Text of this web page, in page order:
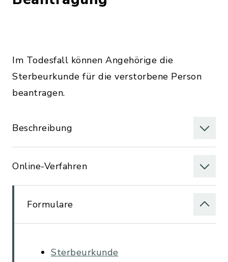
Im Todesfall können Angehörige die
Sterbeurkunde für die verstorbene Person
beantragen.
Beschreibung
Online-Verfahren
Formulare
Sterbeurkunde